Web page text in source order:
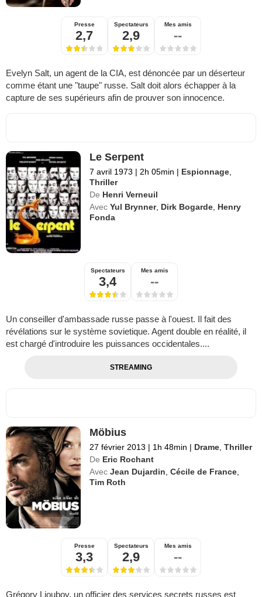
Presse
2,7
Spectateurs
2,9
Mes amis
--
Evelyn Salt, un agent de la CIA, est dénoncée par un déserteur
comme étant une "taupe" russe. Salt doit alors échapper à la
capture de ses supérieurs afin de prouver son innocence.
Le Serpent
7 avril 1973 | 2h 05min | Espionnage
Thriller
De Henri Verneuil
Avec Yul Brynner, Dirk Bogarde Henry
Fonda
Spectateurs
3,4
Mes amis
--
Un conseiller d'ambassade russe passe à l'ouest. Il fait des
révélations sur le système sovietique. Agent double en réalité, il
est chargé d'introduire les puissances occidentales....
STREAMING
Möbius
27 février 2013 | 1h 48min | Drame ,Thriller
De Eric Rochant
Avec Jean Dujardin ,Cécile de France
Tim Roth
Presse
3,3
Spectateurs
2,9
Mes amis
--
Grégory Lioubov, un officier des services secrets russes est